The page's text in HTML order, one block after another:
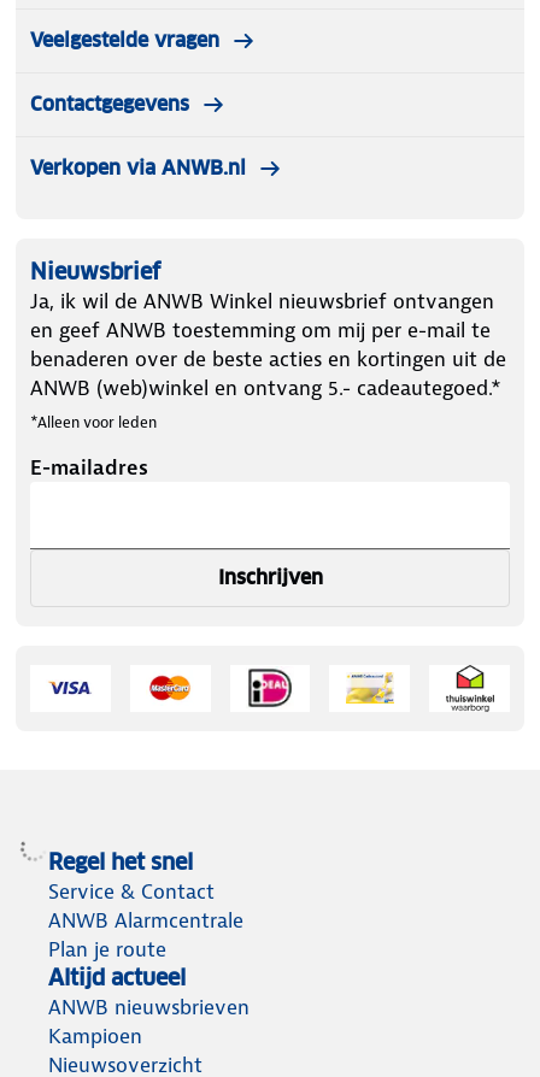
Veelgestelde vragen
Contactgegevens
Verkopen via ANWB.nl
Nieuwsbrief
Ja, ik wil de ANWB Winkel nieuwsbrief ontvangen
en geef ANWB toestemming om mij per e-mail te
benaderen over de beste acties en kortingen uit de
ANWB (web)winkel en ontvang 5.- cadeautegoed.*
*Alleen voor leden
E-mailadres
Inschrijven
Regel het snel
Service & Contact
ANWB Alarmcentrale
Plan je route
Altijd actueel
ANWB nieuwsbrieven
Kampioen
Nieuwsoverzicht